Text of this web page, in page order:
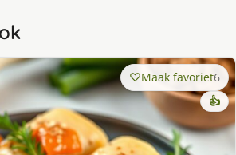
Maak favoriet6
👍